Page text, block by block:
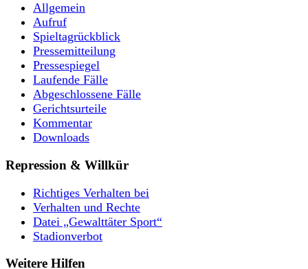
Allgemein
Aufruf
Spieltagrückblick
Pressemitteilung
Pressespiegel
Laufende Fälle
Abgeschlossene Fälle
Gerichtsurteile
Kommentar
Downloads
Repression & Willkür
Richtiges Verhalten bei
Verhalten und Rechte
Datei „Gewalttäter Sport“
Stadionverbot
Weitere Hilfen